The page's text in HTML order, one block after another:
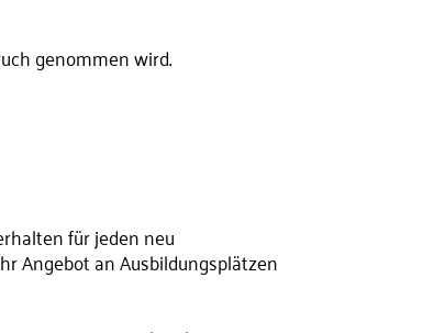
genommen wird.
für jeden neu
Angebot an Ausbildungsplätzen